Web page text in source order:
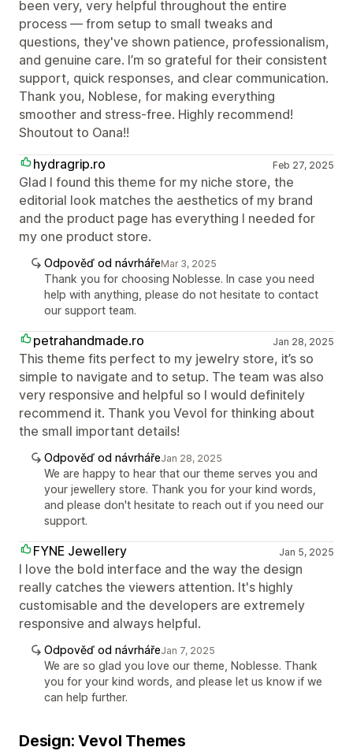
been very, very helpful throughout the entire
process — from setup to small tweaks and
questions, they've shown patience, professionalism,
and genuine care. I’m so grateful for their consistent
support, quick responses, and clear communication.
Thank you, Noblese, for making everything
smoother and stress-free. Highly recommend!
Shoutout to Oana!!
hydragrip.ro
Feb 27, 2025
Glad I found this theme for my niche store, the
editorial look matches the aesthetics of my brand
and the product page has everything I needed for
my one product store.
Odpověď od návrhářeMar 3, 2025
Thank you for choosing Noblesse. In case you need
help with anything, please do not hesitate to contact
our support team.
petrahandmade.ro Jan 28, 2025
This theme fits perfect to my jewelry store, it’s so
simple to navigate and to setup. The team was also
very responsive and helpful so I would definitely
recommend it. Thank you Vevol for thinking about
the small important details!
Odpověď od návrhářeJan 28, 2025
We are happy to hear that our theme serves you and
your jewellery store. Thank you for your kind words,
and please don't hesitate to reach out if you need our
support.
FYNE Jewellery Jan 5, 2025
I love the bold interface and the way the design
really catches the viewers attention. It's highly
customisable and the developers are extremely
responsive and always helpful.
Odpověď od návrhářeJan 7, 2025
We are so glad you love our theme, Noblesse. Thank
you for your kind words, and please let us know if we
can help further.
Design: Vevol Themes